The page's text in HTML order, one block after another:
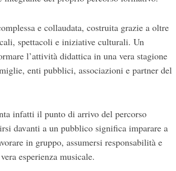
e collaudata, costruita grazie a oltre
spettacoli e iniziative culturali. Un
l’attività didattica in una vera stagione
enti pubblici, associazioni e partner del
infatti il punto di arrivo del percorso
davanti a un pubblico significa imparare a
in gruppo, assumersi responsabilità e
esperienza musicale.